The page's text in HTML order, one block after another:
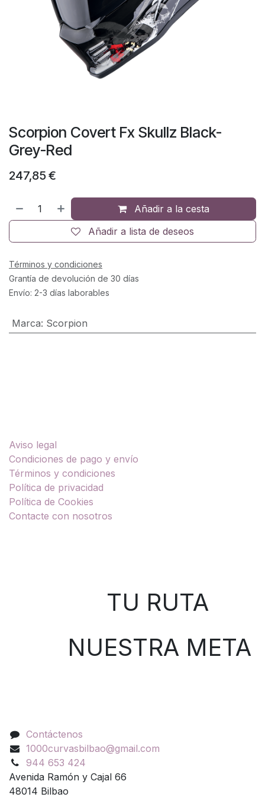
Scorpion Covert Fx Skullz Black-
Grey-Red
247,85 €
Añadir a la cesta
Añadir a lista de deseos
Términos y condiciones
Grantía de devolución de 30 días
Envío: 2-3 días laborables
Marca: Scorpion
Aviso legal
Condiciones de pago y envío
Términos y condiciones
Política de privacidad
Política de Cookies
Contacte con nosotros
TU RUTA
NUESTRA META
Contáctenos
1000curvasbilbao@gmail.com
944 653 424
Avenida Ramón y Cajal 66
48014 Bilbao